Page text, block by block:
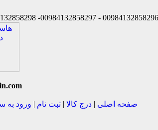
صفحه اصلی | درج کالا | ثبت نام | ورود به